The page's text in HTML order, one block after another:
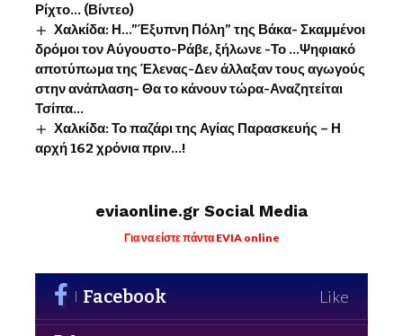
Ρίχτο… (Βίντεο)
Χαλκίδα: Η…”Έξυπνη Πόλη” της Βάκα- Σκαμμένοι
δρόμοι τον Αύγουστο-Ράβε, ξήλωνε -Το …Ψηφιακό
αποτύπωμα της Έλενας-Δεν άλλαξαν τους αγωγούς
στην ανάπλαση- Θα το κάνουν τώρα-Αναζητείται
Τσίπα…
Χαλκίδα: Το παζάρι της Αγίας Παρασκευής – Η
αρχή 162 χρόνια πριν…!
eviaonline.gr Social Media
Για να είστε πάντα EVIA online
Facebook Like